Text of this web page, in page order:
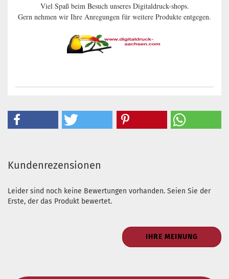
Viel Spaß beim Besuch unseres Digitaldruck-shops.
Gern nehmen wir Ihre Anregungen für weitere Produkte entgegen.
Kundenrezensionen
Leider sind noch keine Bewertungen vorhanden. Seien Sie der
Erste, der das Produkt bewertet.
IHRE MEINUNG